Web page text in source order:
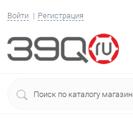
Войти Регистрация